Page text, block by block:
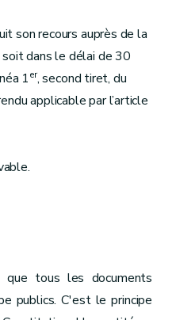
son recours auprès de la
dans le délai de 30
1er, second tiret, du
applicable par l’article
que tous les documents
publics. C'est le principe